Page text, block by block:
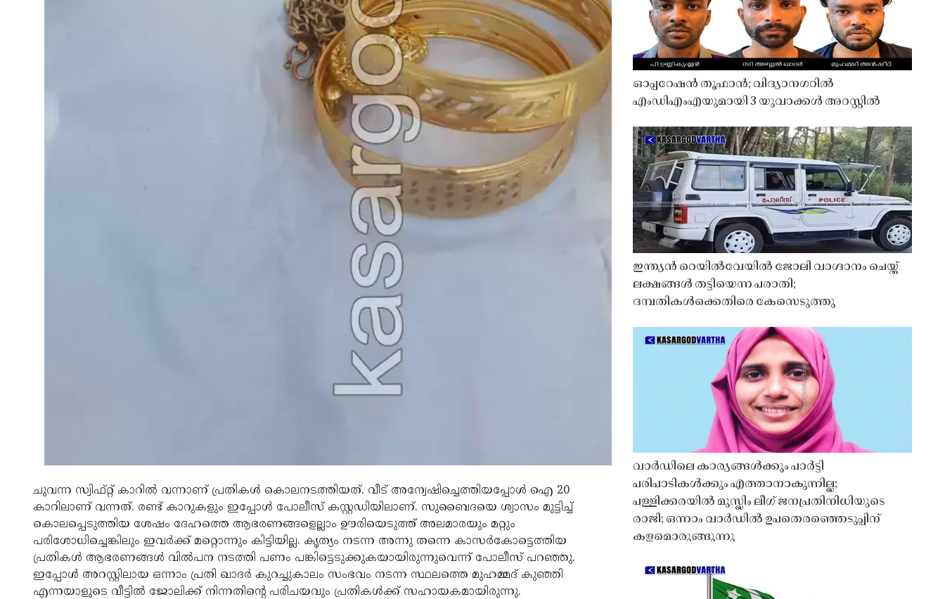
ചുവന്ന സ്വിഫ്റ്റ് കാറില്‍ വന്നാണ് പ്രതികള്‍ കൊലനടത്തിയത്. വീട് അന്വേഷിച്ചെത്തിയപ്പോള്‍ ഐ 20
കാറിലാണ് വന്നത്. രണ്ട് കാറുകളും ഇപ്പോള്‍ പോലീസ് കസ്റ്റഡിയിലാണ്. സുബൈദയെ ശ്വാസം മുട്ടിച്ച്
കൊലപ്പെടുത്തിയ ശേഷം ദേഹത്തെ ആഭരണങ്ങളെല്ലാം ഊരിയെടുത്ത് അലമാരയും മറ്റും
പരിശോധിച്ചെങ്കിലും ഇവര്‍ക്ക് മറ്റൊന്നും കിട്ടിയില്ല. കൃത്യം നടന്ന അന്നു തന്നെ കാസര്‍കോട്ടെത്തിയ
പ്രതികള്‍ ആഭരണങ്ങള്‍ വില്‍പന നടത്തി പണം പങ്കിട്ടെടുക്കുകയായിരുന്നുവെന്ന് പോലീസ് പറഞ്ഞു.
ഇപ്പോള്‍ അറസ്റ്റിലായ ഒന്നാം പ്രതി ഖാദര്‍ കുറച്ചുകാലം സംഭവം നടന്ന സ്ഥലത്തെ മുഹമ്മദ് കുഞ്ഞി
എന്നയാളുടെ വീട്ടില്‍ ജോലിക്ക് നിന്നതിന്റെ പരിചയവും പ്രതികള്‍ക്ക് സഹായകമായിരുന്നു.
ഓപ്പറേഷൻ തൂഫാൻ; വിദ്യാനഗറിൽ
എംഡിഎംഎയുമായി 3 യുവാക്കൾ അറസ്റ്റിൽ
ഇന്ത്യൻ റെയിൽവേയിൽ ജോലി വാഗ്ദാനം ചെയ്ത്
ലക്ഷങ്ങൾ തട്ടിയെന്ന പരാതി;
ദമ്പതികൾക്കെതിരെ കേസെടുത്തു
വാർഡിലെ കാര്യങ്ങൾക്കും പാർട്ടി
പരിപാടികൾക്കും എത്താനാകുന്നില്ല;
പള്ളിക്കരയിൽ മുസ്ലിം ലീഗ് ജനപ്രതിനിധിയുടെ
രാജി; ഒന്നാം വാർഡിൽ ഉപതെരഞ്ഞെടുപ്പിന്
കളമൊരുങ്ങുന്നു